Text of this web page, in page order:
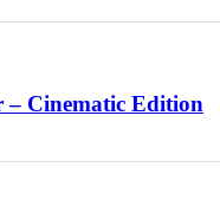
– Cinematic Edition